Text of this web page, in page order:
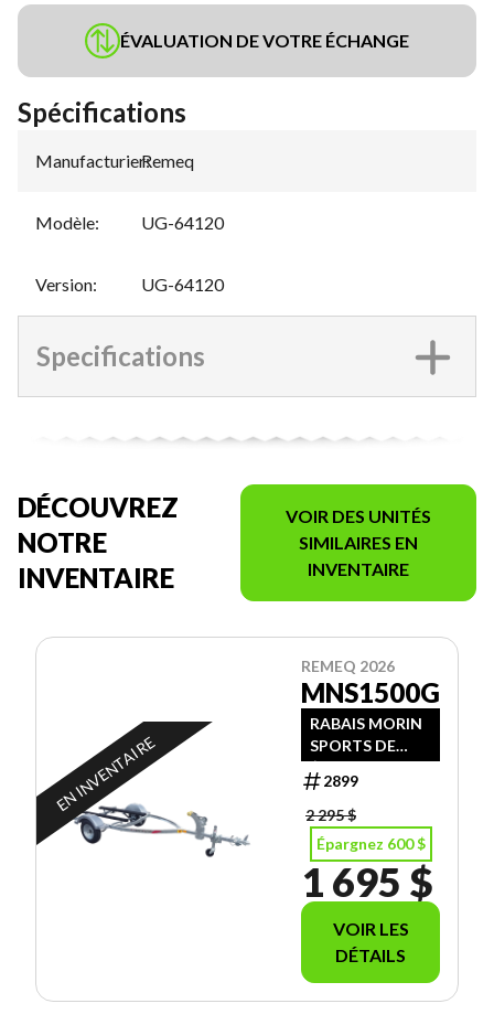
ÉVALUATION DE VOTRE ÉCHANGE
Spécifications
Manufacturier:
Remeq
Modèle: UG-64120
Version: UG-64120
Specifications
DÉCOUVREZ
NOTRE
INVENTAIRE
VOIR DES UNITÉS
SIMILAIRES EN
INVENTAIRE
EN INVENTAIRE
REMEQ 2026
MNS1500G
RABAIS MORIN
SPORTS DE
$600.00
2899
2 295 $
Épargnez 600 $
1 695 $
VOIR LES
DÉTAILS